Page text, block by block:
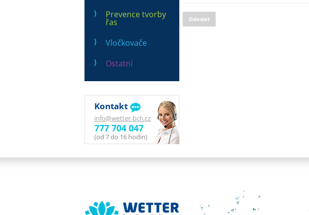
Prevence tvorby
řas
Vločkovače
Ostatní
Kontakt
info@wetter-bch.cz
777 704 047
(od 7 do 16 hodin)
Odeslat